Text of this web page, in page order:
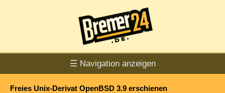
☰ Navigation anzeigen
Freies Unix-Derivat OpenBSD 3.9 erschienen